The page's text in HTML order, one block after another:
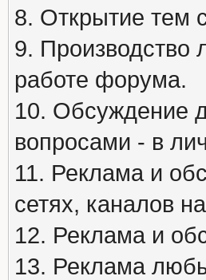
8. Открытие тем
9. Производство
работе форума.
10. Обсуждение
вопросами - в
11. Реклама и
сетях, каналов
12. Реклама и
13. Реклама